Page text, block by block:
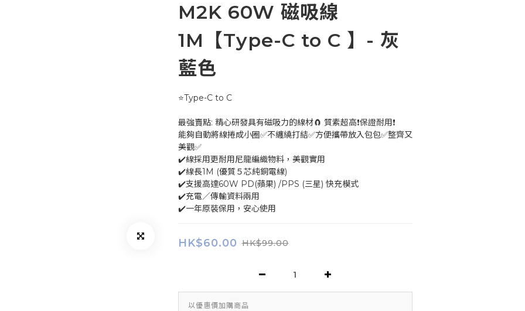
M2K 60W 磁吸線
1M【Type-C to C 】- 灰
藍色
⭐Type-C to C
最強賣點: 精心研發具有磁吸力的線材🧲 質素超高❗保證耐用❗
能夠自動將線捲成小圈✅不纏繞打結✅方便攜帶放入包包✅整齊又
美觀✅
✔️線採用更耐用尼龍編織物料，美觀實用
✔️線長1M (優質５芯純銅電線)
✔️支援高達60W PD(蘋果) /PPS (三星) 快充模式
✔️充電／傳輸資料兩用
✔️一年原裝保用，安心使用
HK$60.00 HK$99.00
以優惠價加購商品